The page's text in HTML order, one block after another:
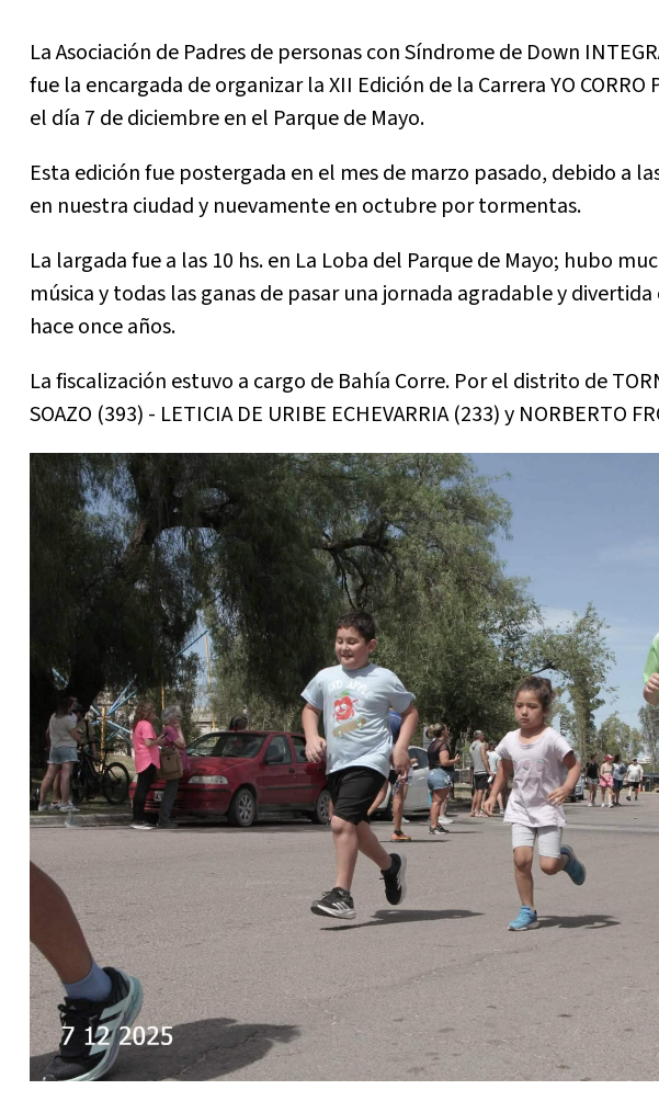
La Asociación de Padres de personas con Síndrome de Down
fue la encargada de organizar la XII Edición de la Carrera YO CORRO
el día 7 de diciembre en el Parque de Mayo.
Esta edición fue postergada en el mes de marzo pasado, debido a
en nuestra ciudad y nuevamente en octubre por tormentas.
La largada fue a las 10 hs. en La Loba del Parque de Mayo; hubo
música y todas las ganas de pasar una jornada agradable y
hace once años.
La fiscalización estuvo a cargo de Bahía Corre. Por el distrito de
SOAZO (393) - LETICIA DE URIBE ECHEVARRIA (233) y NORBERTO